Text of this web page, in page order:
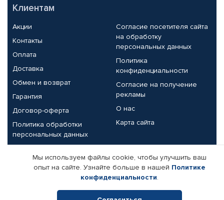
Клиентам
Акции
Контакты
Оплата
Доставка
Обмен и возврат
Гарантия
Договор-оферта
Политика обработки
персональных данных
Согласие посетителя сайта
на обработку
персональных данных
Политика
конфиденциальности
Согласие на получение
рекламы
О нас
Карта сайта
Партнерам
Корпоративным клиентам
Поставщикам
Реквизиты компании
Мы используем файлы cookie, чтобы улучшить ваш
опыт на сайте. Узнайте больше в нашей Политике
конфиденциальности.